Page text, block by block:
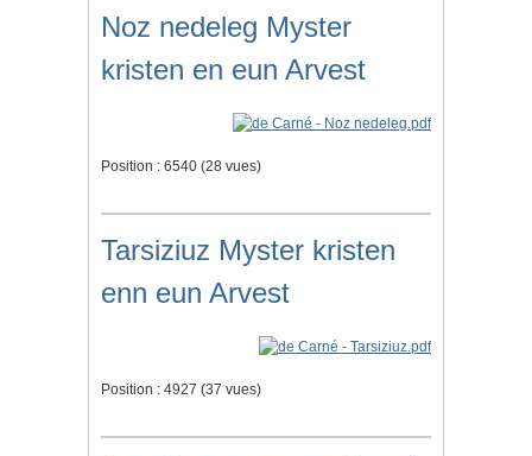
Noz nedeleg Myster
kristen en eun Arvest
Position : 6540 (28 vues)
Tarsiziuz Myster kristen
enn eun Arvest
Position : 4927 (37 vues)